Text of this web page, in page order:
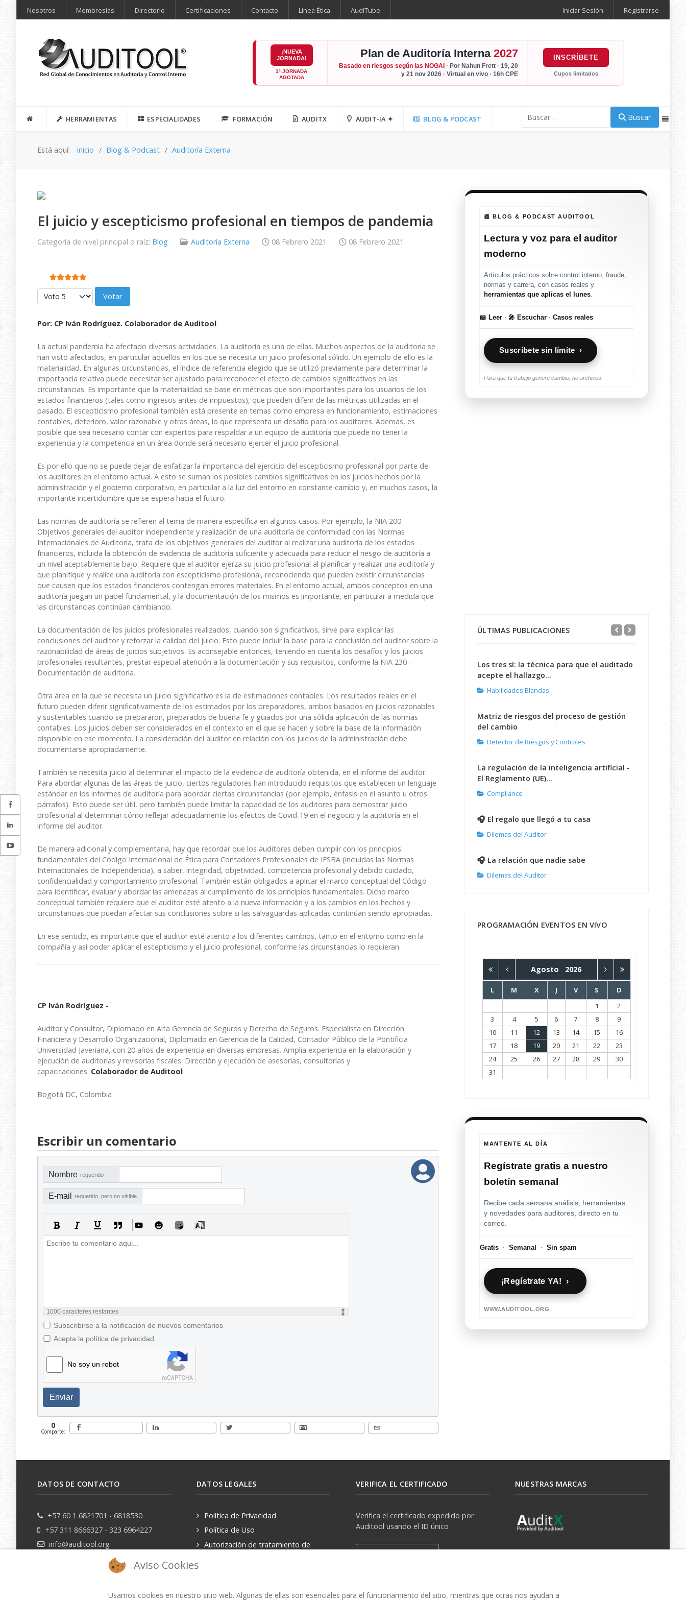
Nosotros Membresías Directorio Certificaciones Contacto Línea Ética AudiTube Iniciar Sesión Registrarse
¡NUEVA
JORNADA!
1ª JORNADA
AGOTADA
Plan de Auditoría Interna2027
Basado en riesgos según las NOGAI · Por Nahun Frett · 19, 20
y 21 nov 2026 · Virtual en vivo · 16h CPE
INSCRÍBETE
Cupos limitados
HERRAMIENTAS ESPECIALIDADES FORMACIÓN AUDITX AUDIT-IA ✦ BLOG & PODCAST Buscar
Está aquí: Inicio Blog & Podcast Auditoría Externa
El juicio y escepticismo profesional en tiempos de pandemia
Categoría de nivel principal o raíz: Blog Auditoría Externa 08 Febrero 2021 08 Febrero 2021
Ratio:5/5
Por favor, vote
Por: CP Iván Rodríguez. Colaborador de Auditool
La actual pandemia ha afectado diversas actividades. La auditoría es una de ellas. Muchos aspectos de la auditoría se
han visto afectados, en particular aquellos en los que se necesita un juicio profesional sólido. Un ejemplo de ello es la
materialidad. En algunas circunstancias, el índice de referencia elegido que se utilizó previamente para determinar la
importancia relativa puede necesitar ser ajustado para reconocer el efecto de cambios significativos en las
circunstancias. Es importante que la materialidad se base en métricas que son importantes para los usuarios de los
estados financieros (tales como ingresos antes de impuestos), que pueden diferir de las métricas utilizadas en el
pasado. El escepticismo profesional también está presente en temas como empresa en funcionamiento, estimaciones
contables, deterioro, valor razonable y otras áreas, lo que representa un desafío para los auditores. Además, es
posible que sea necesario contar con expertos para respaldar a un equipo de auditoría que puede no tener la
experiencia y la competencia en un área donde será necesario ejercer el juicio profesional.
Es por ello que no se puede dejar de enfatizar la importancia del ejercicio del escepticismo profesional por parte de
los auditores en el entorno actual. A esto se suman los posibles cambios significativos en los juicios hechos por la
administración y el gobierno corporativo, en particular a la luz del entorno en constante cambio y, en muchos casos, la
importante incertidumbre que se espera hacia el futuro.
Las normas de auditoría se refieren al tema de manera específica en algunos casos. Por ejemplo, la NIA 200 -
Objetivos generales del auditor independiente y realización de una auditoría de conformidad con las Normas
Internacionales de Auditoría, trata de los objetivos generales del auditor al realizar una auditoría de los estados
financieros, incluida la obtención de evidencia de auditoría suficiente y adecuada para reducir el riesgo de auditoría a
un nivel aceptablemente bajo. Requiere que el auditor ejerza su juicio profesional al planificar y realizar una auditoría y
que planifique y realice una auditoría con escepticismo profesional, reconociendo que pueden existir circunstancias
que causen que los estados financieros contengan errores materiales. En el entorno actual, ambos conceptos en una
auditoría juegan un papel fundamental, y la documentación de los mismos es importante, en particular a medida que
las circunstancias continúan cambiando.
La documentación de los juicios profesionales realizados, cuando son significativos, sirve para explicar las
conclusiones del auditor y reforzar la calidad del juicio. Esto puede incluir la base para la conclusión del auditor sobre la
razonabilidad de áreas de juicios subjetivos. Es aconsejable entonces, teniendo en cuenta los desafíos y los juicios
profesionales resultantes, prestar especial atención a la documentación y sus requisitos, conforme la NIA 230 -
Documentación de auditoría.
Otra área en la que se necesita un juicio significativo es la de estimaciones contables. Los resultados reales en el
futuro pueden diferir significativamente de los estimados por los preparadores, ambos basados ​​en juicios razonables
y sustentables cuando se prepararon, preparados de buena fe y guiados por una sólida aplicación de las normas
contables. Los juicios deben ser considerados en el contexto en el que se hacen y sobre la base de la información
disponible en ese momento. La consideración del auditor en relación con los juicios de la administración debe
documentarse apropiadamente.
También se necesita juicio al determinar el impacto de la evidencia de auditoría obtenida, en el informe del auditor.
Para abordar algunas de las áreas de juicio, ciertos reguladores han introducido requisitos que establecen un lenguaje
estándar en los informes de auditoría para abordar ciertas circunstancias (por ejemplo, énfasis en el asunto u otros
párrafos). Esto puede ser útil, pero también puede limitar la capacidad de los auditores para demostrar juicio
profesional al determinar cómo reflejar adecuadamente los efectos de Covid-19 en el negocio y la auditoría en el
informe del auditor.
De manera adicional y complementaria, hay que recordar que los auditores deben cumplir con los principios
fundamentales del Código Internacional de Ética para Contadores Profesionales de IESBA (incluidas las Normas
Internacionales de Independencia), a saber, integridad, objetividad, competencia profesional y debido cuidado,
confidencialidad y comportamiento profesional. También están obligados a aplicar el marco conceptual del Código
para identificar, evaluar y abordar las amenazas al cumplimiento de los principios fundamentales. Dicho marco
conceptual también requiere que el auditor esté atento a la nueva información y a los cambios en los hechos y
circunstancias que puedan afectar sus conclusiones sobre si las salvaguardas aplicadas continúan siendo apropiadas.
En ese sentido, es importante que el auditor esté atento a los diferentes cambios, tanto en el entorno como en la
compañía y así poder aplicar el escepticismo y el juicio profesional, conforme las circunstancias lo requieran.
CP Iván Rodríguez -
Auditor y Consultor, Diplomado en Alta Gerencia de Seguros y Derecho de Seguros. Especialista en Dirección
Financiera y Desarrollo Organizacional, Diplomado en Gerencia de la Calidad, Contador Público de la Pontificia
Universidad Javeriana, con 20 años de experiencia en diversas empresas. Amplia experiencia en la elaboración y
ejecución de auditorías y revisorías fiscales. Dirección y ejecución de asesorías, consultorías y
capacitaciones. Colaborador de Auditool
Bogotá DC, Colombia
Escribir un comentario
Nombre requerido
E-mail requerido, pero no visible
1000 caracteres restantes
Subscribirse a la notificación de nuevos comentarios
Acepta la política de privacidad
No soy un robot
Enviar
0
Comparte:
📰 BLOG & PODCAST AUDITOOL
Lectura y voz para el auditor
moderno
Artículos prácticos sobre control interno, fraude,
normas y carrera, con casos reales y
herramientas que aplicas el lunes
📖 Leer · 🎤 Escuchar · Casos reales
Suscríbete sin límite ›
Para que tu trabajo genere cambio, no archivos.
ÚLTIMAS PUBLICACIONES
Los tres sí: la técnica para que el auditado
acepte el hallazgo...
Habilidades Blandas
Matriz de riesgos del proceso de gestión
del cambio
Detector de Riesgos y Controles
La regulación de la inteligencia artificial -
El Reglamento (UE)...
Compliance
🎧 El regalo que llegó a tu casa
Dilemas del Auditor
🎧 La relación que nadie sabe
Dilemas del Auditor
PROGRAMACIÓN EVENTOS EN VIVO
Agosto 2026
L M X J V S
D
1
2
3
4 5 6 7 8
9
10
11 12 13 14 15
16
17
18 19 20 21 22
23
24
25 26 27 28 29
30
31
MANTENTE AL DÍA
Regístrategratis a nuestro
boletín semanal
Recibe cada semana análisis, herramientas
y novedades para auditores, directo en tu
correo.
Gratis · Semanal · Sin spam
¡Regístrate YA! ›
WWW.AUDITOOL.ORG
DATOS DE CONTACTO
+57 60 1 6821701 - 6818530
+57 311 8666327 - 323 6964227
info@auditool.org
Bogotá, Colombia
DATOS LEGALES
Política de Privacidad
Política de Uso
Autorización de tratamiento de
VERIFICA EL CERTIFICADO
Verifica el certificado expedido por
Auditool usando el ID único
NUESTRAS MARCAS
Aviso Cookies
Usamos cookies en nuestro sitio web. Algunas de ellas son esenciales para el funcionamiento del sitio, mientras que otras nos ayudan a